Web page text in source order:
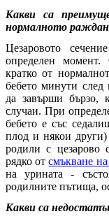
Какви са
нормалното
Цезаровото
определен момент.
кратко от
бебето минути след
да завърши бързо,
случаи. При
бебето е със
плод и някои
родили с цезарово
рядко отсмъкване
на урината -
родилните пътища,
Какви са